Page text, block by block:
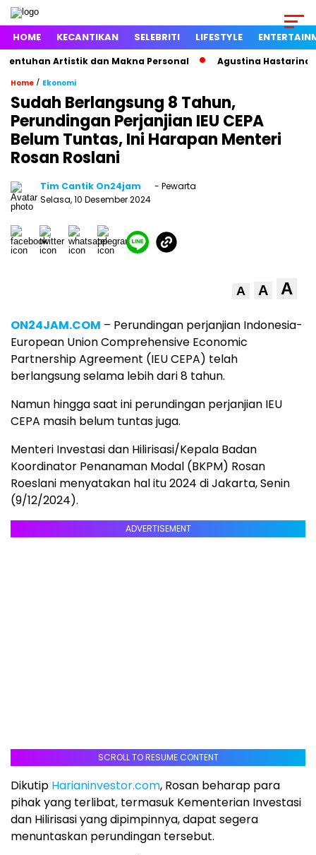
HOME KECANTIKAN SELEBRITI LIFESTYLE
Artistik dan Makna Personal Agustina Hastarina
Home / Ekonomi
Sudah Berlangsung 8 Tahun,
Perundingan Perjanjian IEU CEPA
Belum Tuntas, Ini Harapan Menteri
Rosan Roslani
Tim Cantik On24jam
- Pewarta
Selasa, 10 Desember 2024
A A A
ON24JAM.COM – Perundingan perjanjian Indonesia-
European Union Comprehensive Economic
Partnership Agreement (IEU CEPA) telah
berlangsung selama lebih dari 8 tahun.
Namun hingga saat ini perundingan perjanjian IEU
CEPA masih belum tuntas juga.
Menteri Investasi dan Hilirisasi/Kepala Badan
Koordinator Penanaman Modal (BKPM) Rosan
Roeslani menyatakan hal itu 2024 di Jakarta, Senin
(9/12/2024).
ADVERTISEMENT
SCROLL TO RESUME CONTENT
Dikutip Harianinvestor.com, Rosan beharap para
pihak yang terlibat, termasuk Kementerian Investasi
dan Hilirisasi yang dipimpinnya, dapat segera
menuntaskan perundingan tersebut.